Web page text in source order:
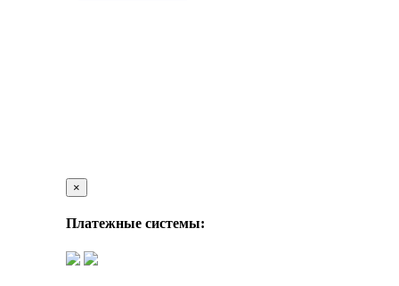
×
Платежные системы: